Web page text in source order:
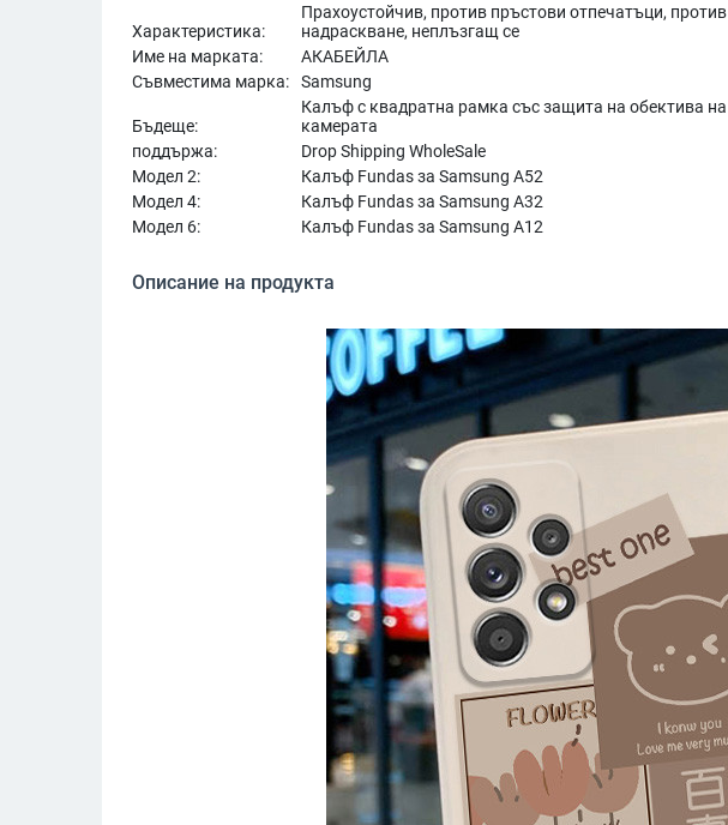
Характеристика:
Прахоустойчив, против пръстови отпечатъци, против
надраскване, неплъзгащ се
Име на марката:
АКАБЕЙЛА
Съвместима марка:
Samsung
Бъдеще:
Калъф с квадратна рамка със защита на обектива на
камерата
поддържа:
Drop Shipping WholeSale
Модел 2:
Калъф Fundas за Samsung A52
Модел 4:
Калъф Fundas за Samsung A32
Модел 6:
Калъф Fundas за Samsung A12
Описание на продукта